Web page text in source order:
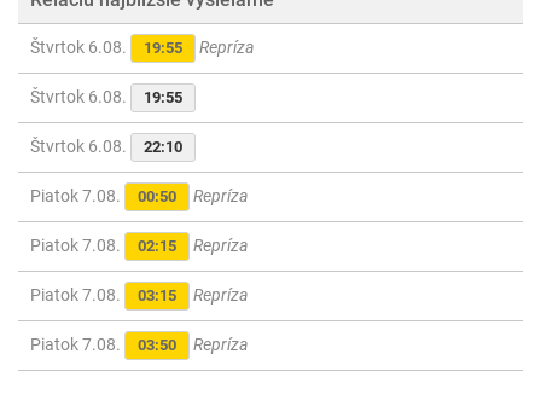
Štvrtok 6.08. 19:55 Repríza
Štvrtok 6.08. 19:55
Štvrtok 6.08. 22:10
Piatok 7.08. 00:50 Repríza
Piatok 7.08. 02:15 Repríza
Piatok 7.08. 03:15 Repríza
Piatok 7.08. 03:50 Repríza